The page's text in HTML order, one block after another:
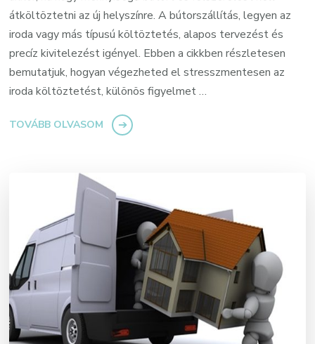
átköltöztetni az új helyszínre. A bútorszállítás, legyen az
iroda vagy más típusú költöztetés, alapos tervezést és
precíz kivitelezést igényel. Ebben a cikkben részletesen
bemutatjuk, hogyan végezheted el stresszmentesen az
iroda költöztetést, különös figyelmet …
TOVÁBB OLVASOM